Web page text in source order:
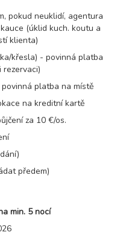
pokud neuklidí, agentura
(úklid kuch. koutu a
klienta)
křesla) - povinná platba
platba na místě
na kreditní kartě
za 10 €/os.
předem)
min. 5 nocí